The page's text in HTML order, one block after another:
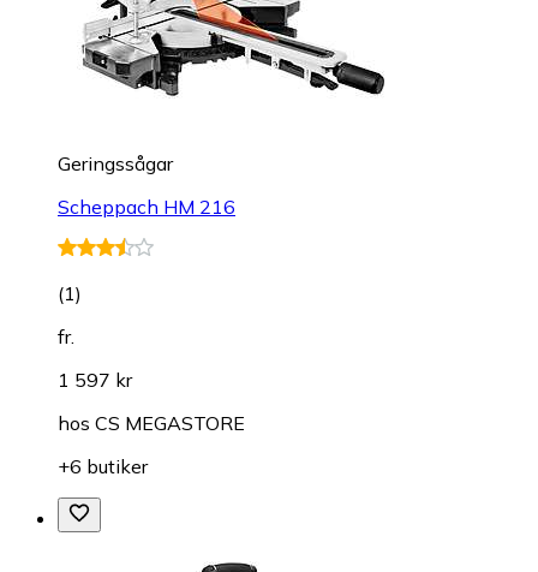
Geringssågar
Scheppach HM 216
(1)
fr.
1 597 kr
hos CS MEGASTORE
+6 butiker